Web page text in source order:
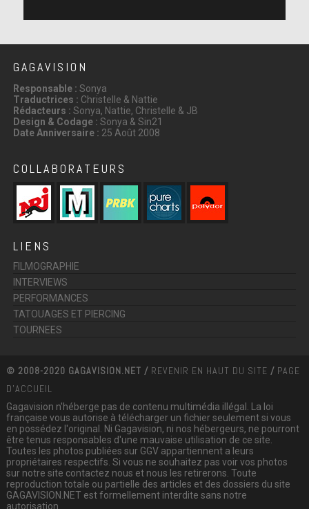
GAGAVISION
Responsable : Sonya
Traductrices : Christelle & Nattie
Rédacteurs : Sonya, Nattie, Christelle & JB
Design & Codage : Sonya & Sin21
Date Anniversaire : 25 Août 2008
COLLABORATEURS
LIENS
FILMOGRAPHIE
INTERVIEWS
PERFORMANCES
TATOUAGES ET PIERCING
TOURNEES
© 2008-2020 GAGAVISION.NET / REVENIR EN HAUT DU SITE / PAGE
D'ACCUEIL
Gagavision n'héberge pas de contenu multimédia illégal. La loi
française vous autorise à télécharger un fichier seulement si vous
en possédez l'original. Ni Gagavision, ni nos hébergeurs, ne pourront
être tenus responsables d'une mauvaise utilisation de ce site.
Toutes les photos publiées sur GGV appartiennent a leurs
propriétaires respectifs. Si vous ne souhaitez pas voir vos photos
sur notre site contactez nous et nous les retirerons. Toute
reproduction totale ou partielle des articles et des dossiers du site
GAGAVISION.NET est formellement interdite sans notre
autorisation.